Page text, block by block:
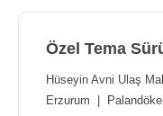
Özel Tema
Hüseyin Avni Ulaş
Erzurum